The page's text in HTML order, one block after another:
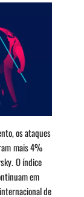
os ataques
mais 4%
O índice
em
de